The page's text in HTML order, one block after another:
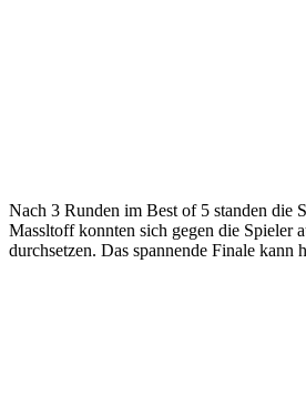
Nach 3 Runden im Best of 5 standen die
Massltoff konnten sich gegen die Spieler
durchsetzen. Das spannende Finale kann